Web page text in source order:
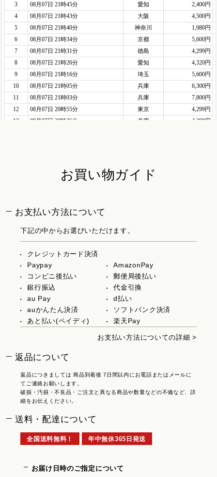
お買い物ガイド
お支払い方法について
下記の中からお選びいただけます。
クレジットカード決済
Paypay
AmazonPay
コンビニ後払い
郵便局後払い
銀行振込
代金引換
au Pay
d払い
auかんたん決済
ソフトバンク決済
あと払い(ペイディ)
楽天Pay
お支払い方法についての詳細 >
返品について
返品につきましては 商品到着後 7日間以内にお電話またはメールに
てご連絡お願いします。
破損・汚損・不良品・ご注文と異なる商品や数量などの不備など、詳
細をお伝えください。
送料・配達について
全国送料無料！ 年中無休365日発送
お届け日時のご指定について